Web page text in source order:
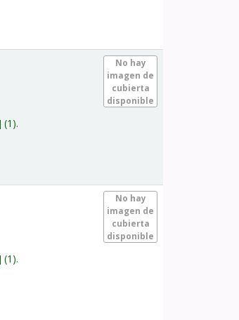
No hay
imagen de
cubierta
disponible
(1).
No hay
imagen de
cubierta
disponible
(1).